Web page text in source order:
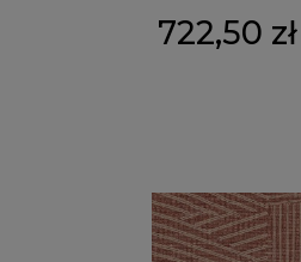
722,50 zł